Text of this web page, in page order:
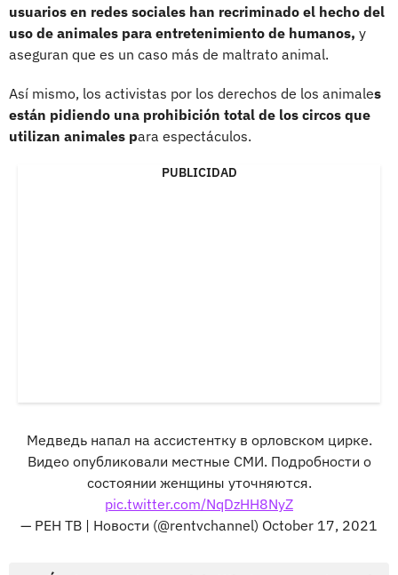
usuarios en redes sociales han recriminado el hecho del
uso de animales para entretenimiento de humanos, y
aseguran que es un caso más de maltrato animal.
Así mismo, los activistas por los derechos de los animales
están pidiendo una prohibición total de los circos que
utilizan animales para espectáculos.
PUBLICIDAD
Медведь напал на ассистентку в орловском цирке.
Видео опубликовали местные СМИ. Подробности о
состоянии женщины уточняются.
pic.twitter.com/NqDzHH8NyZ
— РЕН ТВ | Новости (@rentvchannel) October 17, 2021